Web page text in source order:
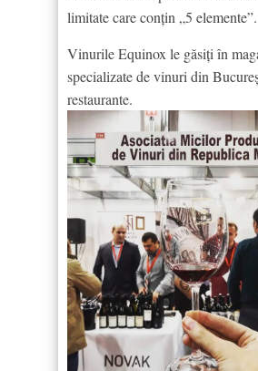
limitate care conțin „5 elemente”.
Vinurile Equinox le găsiți în
specializate de vinuri din
restaurante.